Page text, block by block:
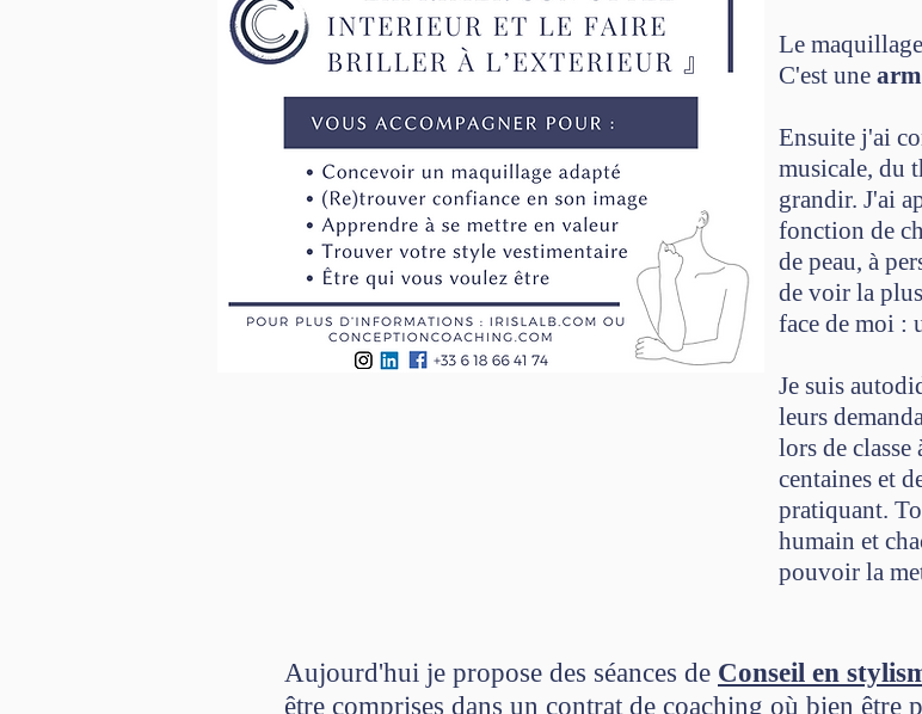
Le
C'est une
Ensuite j'ai
musicale, du
grandir. J'ai
fonction de
de peau, à
de voir la
face de moi :
Je suis
leurs
lors de
centaines et
pratiquant.
humain et
pouvoir la
Aujourd'hui je propose des séances de Conseil en
être comprises dans un contrat de coaching où bien être